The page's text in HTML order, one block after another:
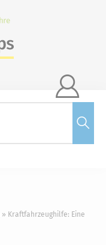

Kraftfahrzeughilfe: Eine